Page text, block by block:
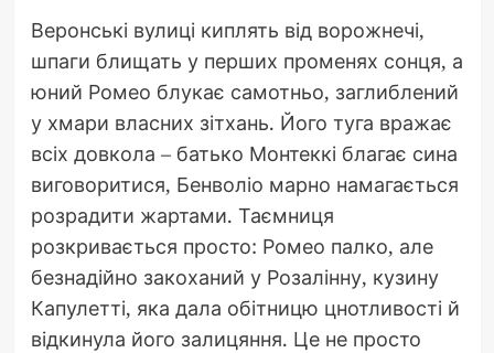
Веронські вулиці киплять від ворожнечі,
шпаги блищать у перших променях сонця, а
юний Ромео блукає самотньо, заглиблений
у хмари власних зітхань. Його туга вражає
всіх довкола – батько Монтеккі благає сина
виговоритися, Бенволіо марно намагається
розрадити жартами. Таємниця
розкривається просто: Ромео палко, але
безнадійно закоханий у Розалінну, кузину
Капулетті, яка дала обітницю цнотливості й
відкинула його залицяння. Це не просто